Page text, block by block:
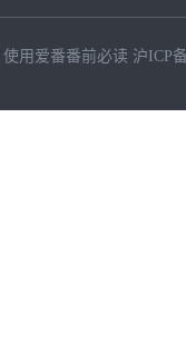
使用爱番番前必读 沪ICP